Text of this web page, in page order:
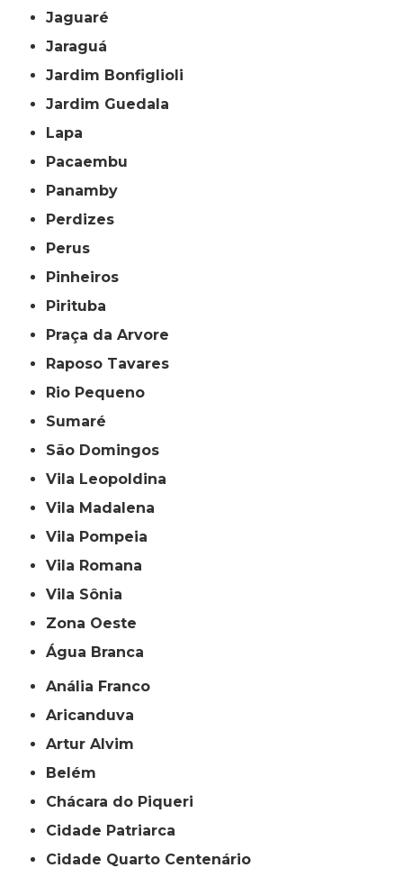
Jaguaré
Jaraguá
Jardim Bonfiglioli
Jardim Guedala
Lapa
Pacaembu
Panamby
Perdizes
Perus
Pinheiros
Pirituba
Praça da Arvore
Raposo Tavares
Rio Pequeno
Sumaré
São Domingos
Vila Leopoldina
Vila Madalena
Vila Pompeia
Vila Romana
Vila Sônia
Zona Oeste
Água Branca
Anália Franco
Aricanduva
Artur Alvim
Belém
Chácara do Piqueri
Cidade Patriarca
Cidade Quarto Centenário